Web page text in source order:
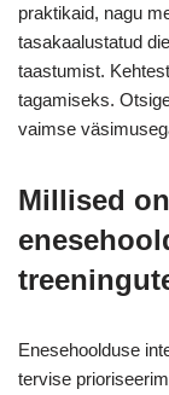
praktikaid, nagu
tasakaalustatud
taastumist.
tagamiseks.
vaimse
Millised
Enesehoolduse
tervise